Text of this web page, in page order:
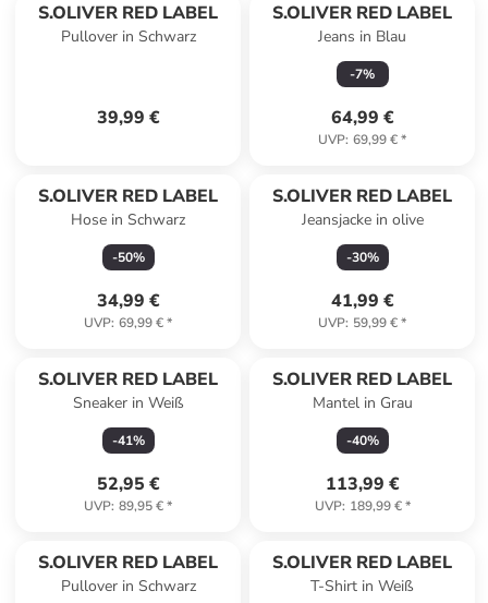
S.OLIVER RED LABEL
Pullover in Schwarz
39,99 €
S.OLIVER RED LABEL
Jeans in Blau
-7%
64,99 €
UVP: 69,99 €*
S.OLIVER RED LABEL
Hose in Schwarz
-50%
34,99 €
UVP: 69,99 €*
S.OLIVER RED LABEL
Jeansjacke in olive
-30%
41,99 €
UVP: 59,99 €*
S.OLIVER RED LABEL
Sneaker in Weiß
-41%
52,95 €
UVP: 89,95 €*
S.OLIVER RED LABEL
Mantel in Grau
-40%
113,99 €
UVP: 189,99 €*
S.OLIVER RED LABEL
Pullover in Schwarz
S.OLIVER RED LABEL
T-Shirt in Weiß